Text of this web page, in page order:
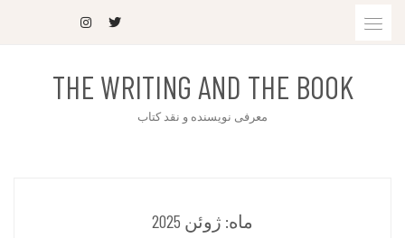
THE WRITING AND THE BOOK
معرفی نویسنده و نقد کتاب
ماه: ژوئن 2025